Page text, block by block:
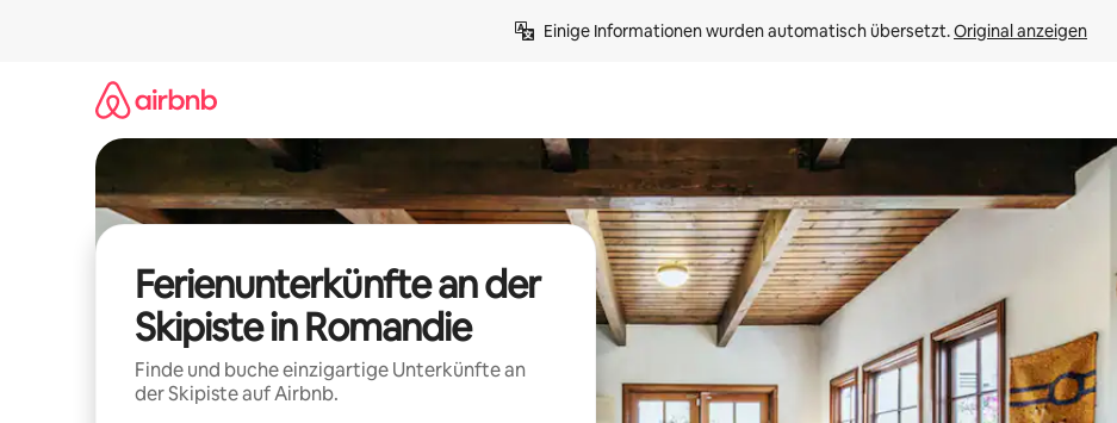
Einige Informationen wurden automatisch übersetzt. Original anzeigen
Ferienunterkünfte an der
Skipiste in Romandie
Finde und buche einzigartige Unterkünfte an
der Skipiste auf Airbnb.